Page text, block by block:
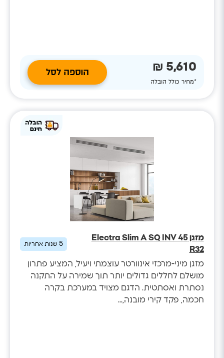
5,610 ₪
*מחיר כולל הובלה
הוספה לסל
מזגן Electra Slim A SQ INV 45
R32
5שנות אחריות
מזגן מיני-מרכזי אינוורטר עוצמתי ויעיל, המציע פתרון
מושלם לחללים גדולים יותר תוך שמירה על התקנה
נסתרת ואסתטית. הדגם מצויד במערכת בקרה
חכמה, פקד קירי מובנה,...